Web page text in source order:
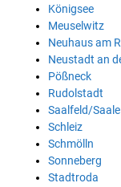
Königsee
Meuselwitz
Neuhaus am
Neustadt an
Pößneck
Rudolstadt
Saalfeld/Saale
Schleiz
Schmölln
Sonneberg
Stadtroda